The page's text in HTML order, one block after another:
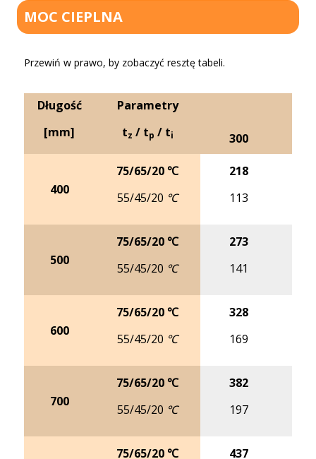
MOC CIEPLNA
Przewiń w prawo, by zobaczyć resztę tabeli.
Długość
[mm]
Parametry
tz / tp / ti 300
400
75/65/20 ℃
55/45/20 ℃
218
113
500
75/65/20 ℃
55/45/20 ℃
273
141
600
75/65/20 ℃
55/45/20 ℃
328
169
700
75/65/20 ℃
55/45/20 ℃
382
197
75/65/20 ℃
437